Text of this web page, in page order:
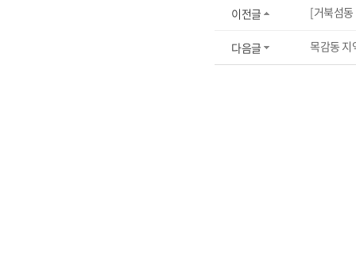
이전글 [거북섬
다음글 목감동 지